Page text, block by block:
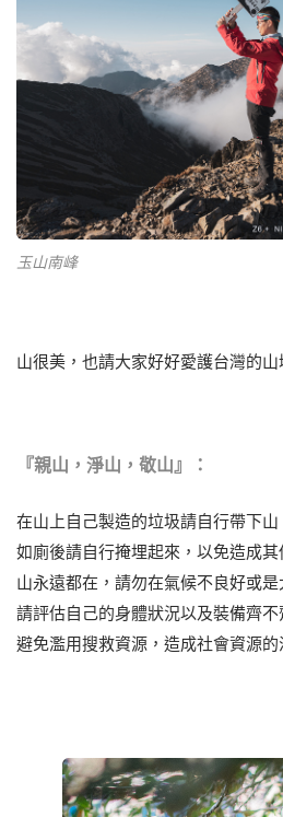
玉山南峰
山很美，也請大家好好愛護台灣的山
『親山，淨山，敬山』：
在山上自己製造的垃圾請自行帶下山
如廁後請自行掩埋起來，以免造成其
山永遠都在，請勿在氣候不良好或
請評估自己的身體狀況以及裝備齊不
避免濫用搜救資源，造成社會資源的